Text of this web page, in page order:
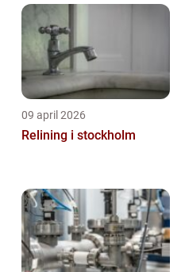
09 april 2026
Relining i stockholm